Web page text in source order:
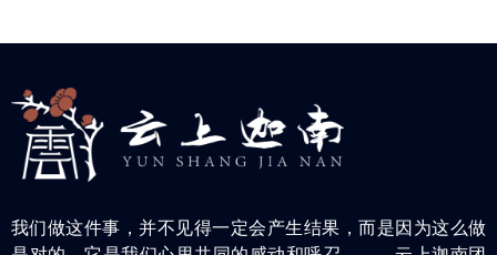
我们做这件事，并不见得一定会产生结果，而是因为这么做